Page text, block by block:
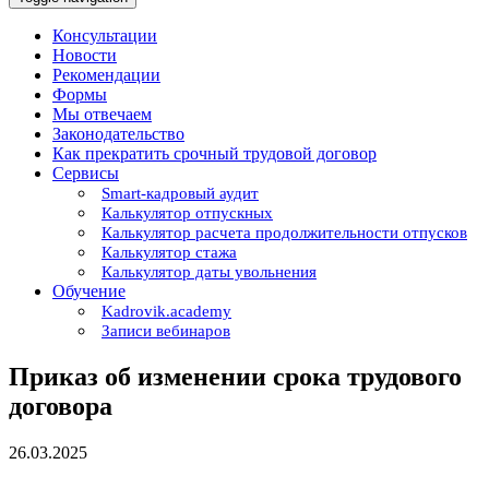
Консультации
Новости
Рекомендации
Формы
Мы отвечаем
Законодательство
Как прекратить срочный трудовой договор
Сервисы
Smart-кадровый аудит
Калькулятор отпускных
Калькулятор расчета продолжительности отпусков
Калькулятор стажа
Калькулятор даты увольнения
Обучение
Kadrovik.academy
Записи вебинаров
Приказ об изменении срока трудового
договора
26.03.2025